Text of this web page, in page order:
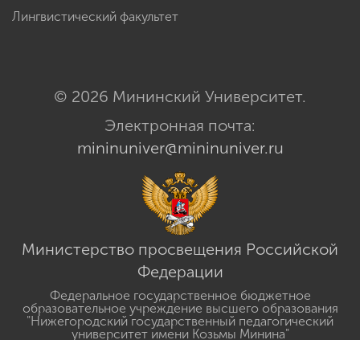
Лингвистический факультет
© 2026 Мининский Университет.
Электронная почта:
mininuniver@mininuniver.ru
Министерство просвещения Российской
Федерации
Федеральное государственное бюджетное
образовательное учреждение высшего образования
"Нижегородский государственный педагогический
университет имени Козьмы Минина"